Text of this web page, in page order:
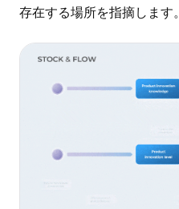
存在する場所を指摘します。